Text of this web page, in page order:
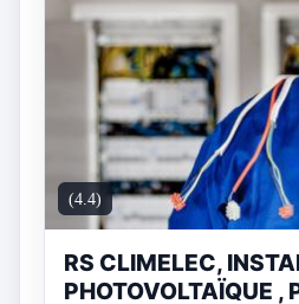
(4.4)
RS CLIMELEC,
PHOTOVOLTAÏQUE ,